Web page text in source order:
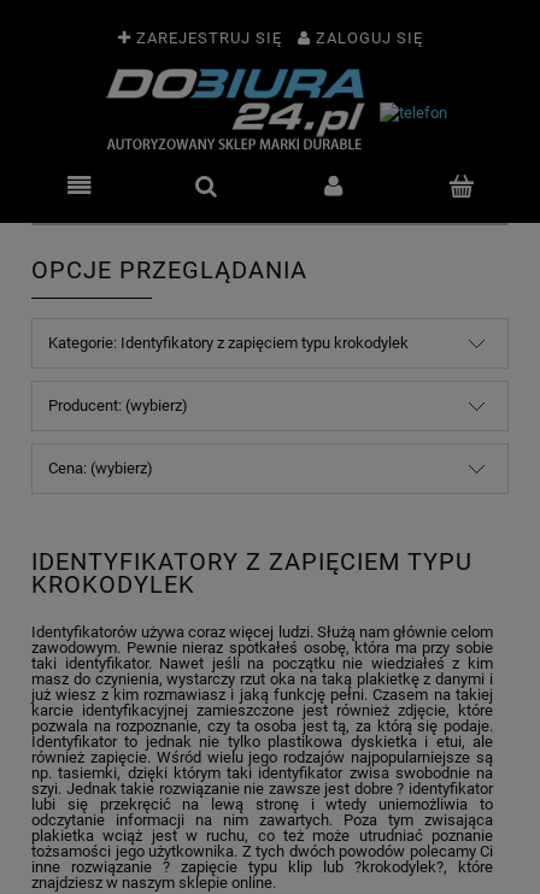
ZAREJESTRUJ SIĘ ZALOGUJ SIĘ
OPCJE PRZEGLĄDANIA
Kategorie: Identyfikatory z zapięciem typu krokodylek
Producent: (wybierz)
Cena: (wybierz)
IDENTYFIKATORY Z ZAPIĘCIEM TYPU
KROKODYLEK
Identyfikatorów używa coraz więcej ludzi. Służą nam głównie celom
zawodowym. Pewnie nieraz spotkałeś osobę, która ma przy sobie
taki identyfikator. Nawet jeśli na początku nie wiedziałeś z kim
masz do czynienia, wystarczy rzut oka na taką plakietkę z danymi i
już wiesz z kim rozmawiasz i jaką funkcję pełni. Czasem na takiej
karcie identyfikacyjnej zamieszczone jest również zdjęcie, które
pozwala na rozpoznanie, czy ta osoba jest tą, za którą się podaje.
Identyfikator to jednak nie tylko plastikowa dyskietka i etui, ale
również zapięcie. Wśród wielu jego rodzajów najpopularniejsze są
np. tasiemki, dzięki którym taki identyfikator zwisa swobodnie na
szyi. Jednak takie rozwiązanie nie zawsze jest dobre ? identyfikator
lubi się przekręcić na lewą stronę i wtedy uniemożliwia to
odczytanie informacji na nim zawartych. Poza tym zwisająca
plakietka wciąż jest w ruchu, co też może utrudniać poznanie
tożsamości jego użytkownika. Z tych dwóch powodów polecamy Ci
inne rozwiązanie ? zapięcie typu klip lub ?krokodylek?, które
znajdziesz w naszym sklepie online.